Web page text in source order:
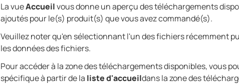
La vueAccueilvous donne un aperçu des téléchargements
ajoutés pour le(s) produit(s) que vous avez commandé(s).
Veuillez noter qu'en sélectionnant l'un des fichiers récemment
les données des fichiers.
Pour accéder à la zone des téléchargements disponibles, vous
spécifique à partir de la liste d'accueildans la zone des